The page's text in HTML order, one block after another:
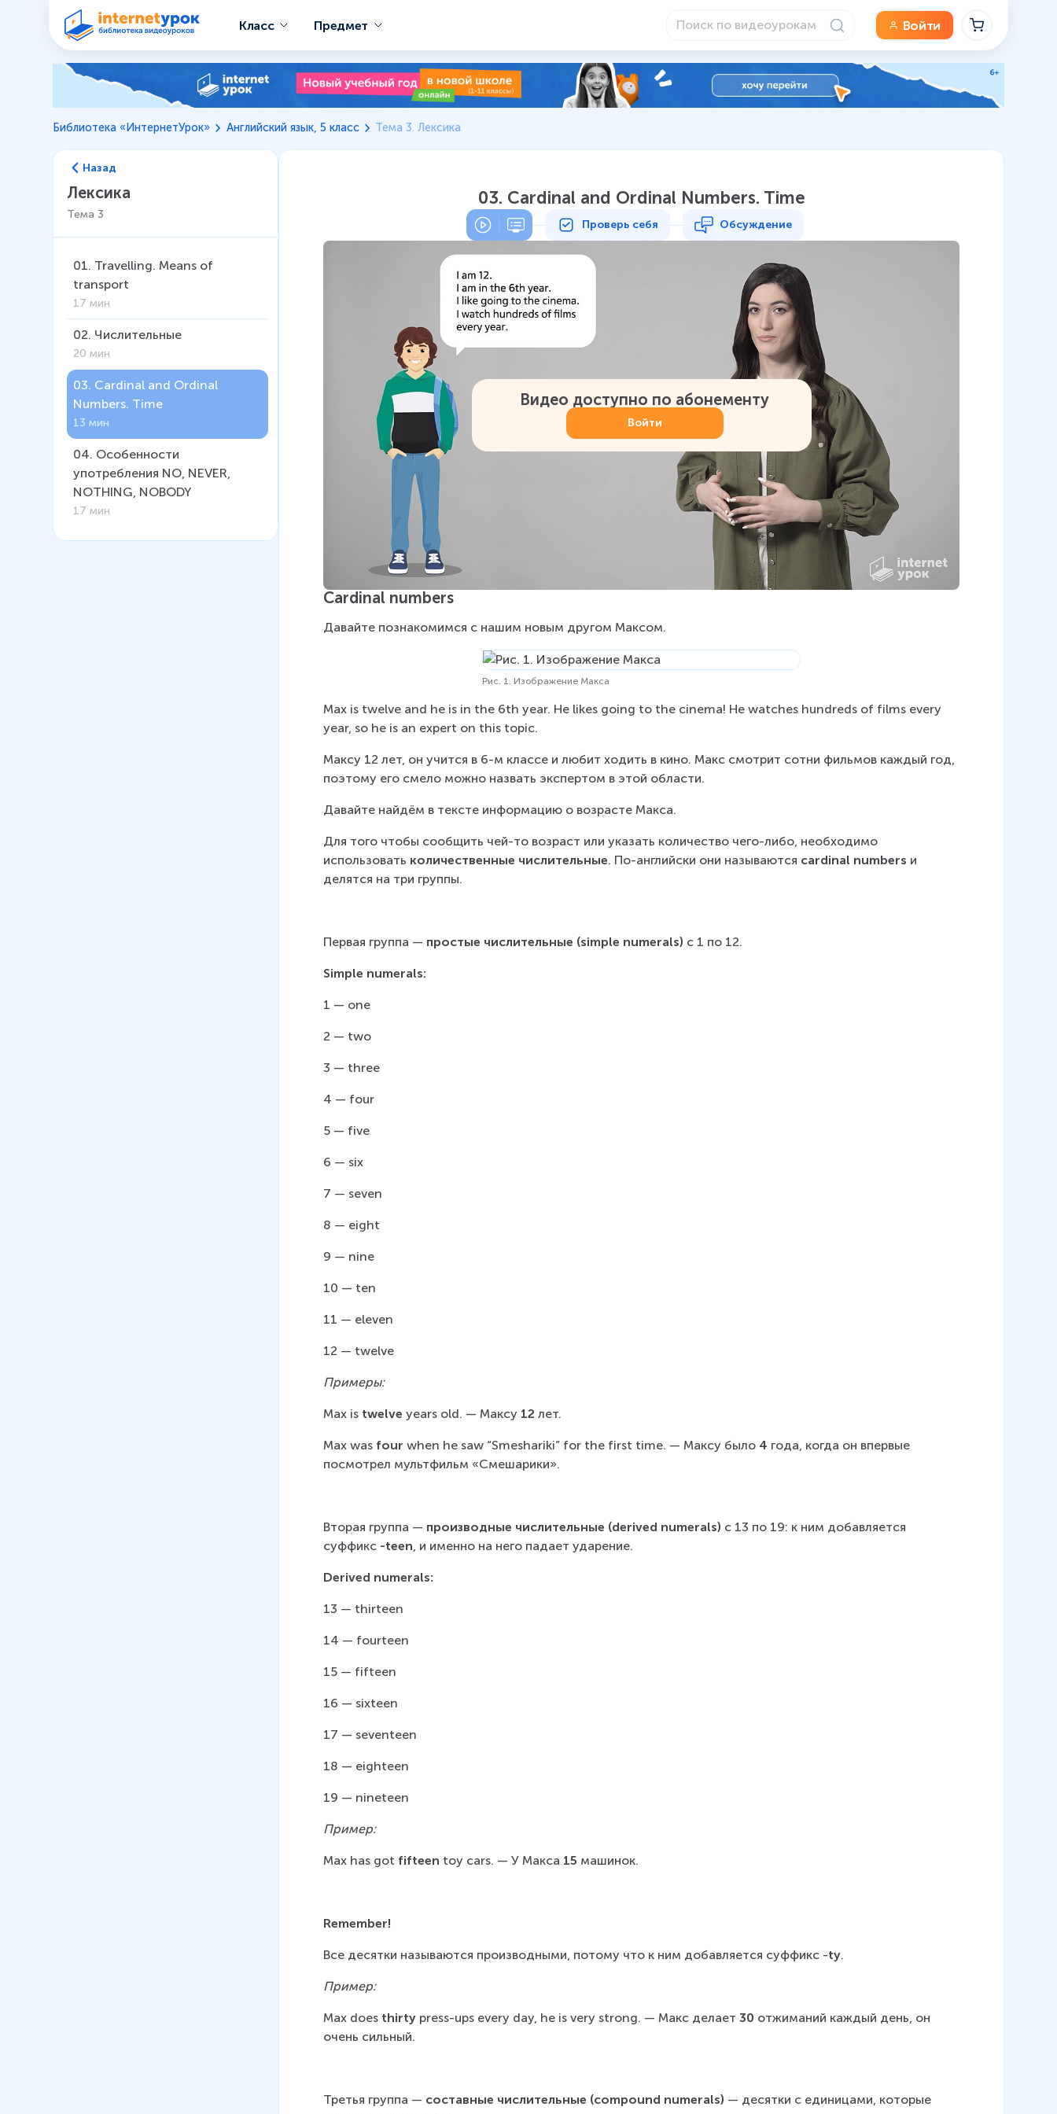
Класс Предмет Войти
Библиотека «ИнтернетУрок» Английский язык, 5 класс Тема 3. Лексика
Назад
Лексика
Тема 3
01. Travelling. Means of
transport
17 мин
02. Числительные
20 мин
03. Cardinal and Ordinal
Numbers. Time
13 мин
04. Особенности
употребления NO, NEVER,
NOTHING, NOBODY
17 мин
03. Cardinal and Ordinal Numbers. Time
Проверь себя Обсуждение
Видео доступно по абонементу
Войти
Cardinal numbers
Давайте познакомимся с нашим новым другом Максом.
Рис. 1. Изображение Макса
Max is twelve and he is in the 6th year. He likes going to the cinema! He watches hundreds of films every
year, so he is an expert on this topic.
Максу 12 лет, он учится в 6-м классе и любит ходить в кино. Макс смотрит сотни фильмов каждый год,
поэтому его смело можно назвать экспертом в этой области.
Давайте найдём в тексте информацию о возрасте Макса.
Для того чтобы сообщить чей-то возраст или указать количество чего-либо, необходимо
использовать количественные числительные. По-английски они называются cardinal numbers и
делятся на три группы.
Первая группа — простые числительные (simple numerals) с 1 по 12.
Simple numerals:
1 — one
2 — two
3 — three
4 — four
5 — five
6 — six
7 — seven
8 — eight
9 — nine
10 — ten
11 — eleven
12 — twelve
Примеры:
Max is twelve years old. — Максу 12 лет.
Max was four when he saw “Smeshariki” for the first time. — Максу было 4 года, когда он впервые
посмотрел мультфильм «Смешарики».
Вторая группа — производные числительные (derived numerals) с 13 по 19: к ним добавляется
суффикс -teen, и именно на него падает ударение.
Derived numerals:
13 — thirteen
14 — fourteen
15 — fifteen
16 — sixteen
17 — seventeen
18 — eighteen
19 — nineteen
Пример:
Max has got fifteen toy cars. — У Макса 15 машинок.
Remember!
Все десятки называются производными, потому что к ним добавляется суффикс -ty.
Пример:
Max does thirty press-ups every day, he is very strong. — Макс делает 30 отжиманий каждый день, он
очень сильный.
Третья группа — составные числительные (compound numerals) — десятки с единицами, которые